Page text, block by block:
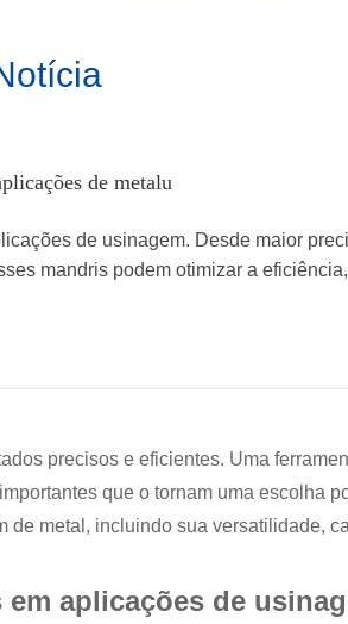
de metalu
de usinagem. Desde maior
mandris podem otimizar a
precisos e eficientes. Uma
que o tornam uma escolha
de metal, incluindo sua versatilidade,
aplicações de